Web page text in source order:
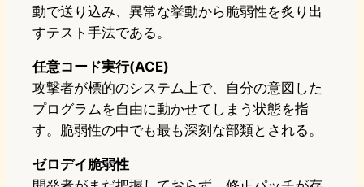
動で送り込み、異常な挙動から脆弱性を炙り出
すテスト手法である。
任意コード実行(ACE)
攻撃者が標的のシステム上で、自分の意図した
プログラムを自由に動かせてしまう状態を指
す。脆弱性の中でも最も深刻な部類とされる。
ゼロデイ脆弱性